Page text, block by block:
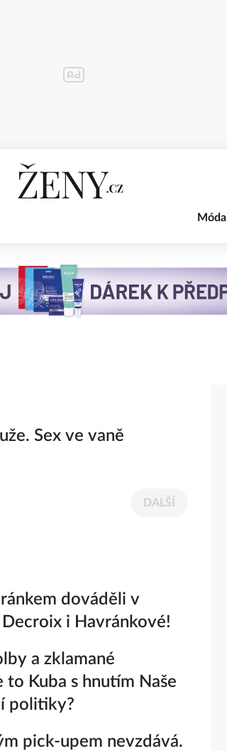
Móda
Sex ve vaně
DALŠÍ
dováděli v
i Havránkové!
a zklamané
Kuba s hnutím Naše
politiky?
pick-upem nevzdává.